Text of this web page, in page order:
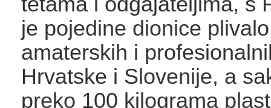
je pojedine dionice
amaterskih i
Hrvatske i Slovenije, a
preko 100 kilograma